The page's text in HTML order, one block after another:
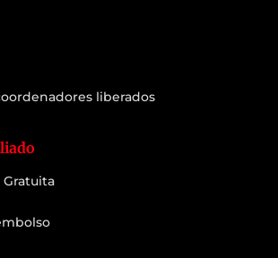
liberados